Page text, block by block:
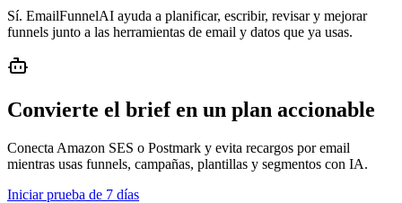
Sí. EmailFunnelAI ayuda a planificar, escribir, revisar y mejorar
funnels junto a las herramientas de email y datos que ya usas.
Convierte el brief en un plan accionable
Conecta Amazon SES o Postmark y evita recargos por email
mientras usas funnels, campañas, plantillas y segmentos con IA.
Iniciar prueba de 7 días